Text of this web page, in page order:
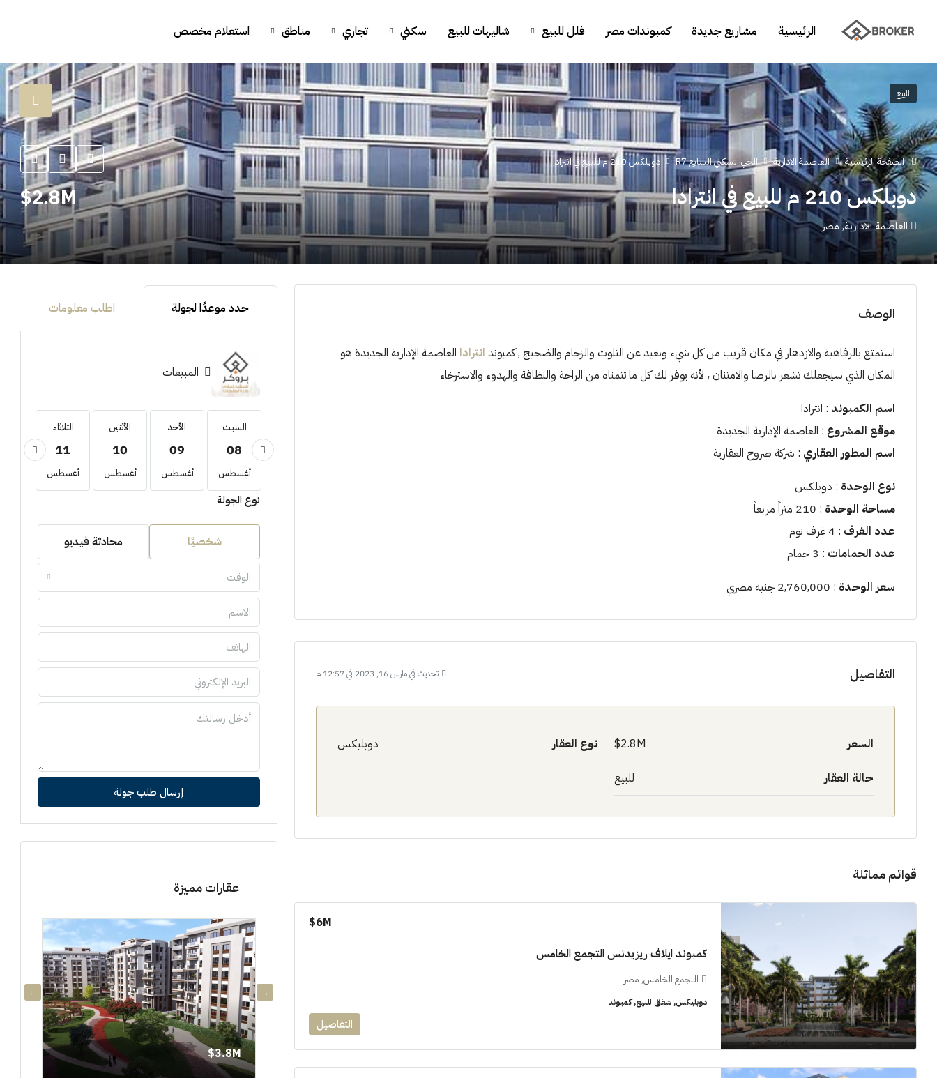
الرئيسية مشاريع جديدة كمبوندات مصر فلل للبيع شاليهات للبيع سكني تجاري مناطق استعلام مخصص
للبيع
الصفحة الرئيسية العاصمة الادارية الحي السكني السابع R7 دوبلكس 210 م للبيع في انترادا
دوبلكس 210 م للبيع في انترادا
العاصمة الادارية, مصر
2.8M$
الوصف
استمتع بالرفاهية والازدهار في مكان قريب من كل شيء وبعيد عن التلوث والزحام والضجيج , كمبوند انترادا العاصمة الإدارية الجديدة هو
المكان الذي سيجعلك تشعر بالرضا والامتنان ، لأنه يوفر لك كل ما تتمناه من الراحة والنظافة والهدوء والاسترخاء
اسم الكمبوند : انترادا
موقع المشروع : العاصمة الإدارية الجديدة
اسم المطور العقاري : شركة صروح العقارية
نوع الوحدة : دوبلكس
مساحة الوحدة : 210 متراً مربعاً
عدد الغرف : 4 غرف نوم
عدد الحمامات : 3 حمام
سعر الوحدة : 2,760,000 جنيه مصري
التفاصيل تحديث في مارس 16, 2023 في 12:57 م
السعر 2.8M$ نوع العقار دوبليكس
حالة العقار للبيع
قوائم مماثلة
كمبوند ايلاف ريزيدنس التجمع الخامس
6M$
التجمع الخامس, مصر
دوبليكس, شقق للبيع, كمبوند
التفاصيل
حدد موعدًا لجولة اطلب معلومات
المبيعات
السبت
08
أغسطس
الأحد
09
أغسطس
الأثنين
10
أغسطس
الثلاثاء
11
أغسطس
نوع الجولة
شخصيًا محادثة فيديو
الوقت
إرسال طلب جولة
عقارات مميزة
11M$
3.8M$